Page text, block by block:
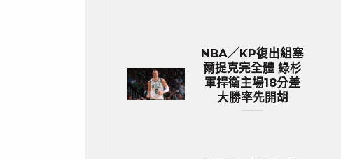
NBA／KP復出組塞
爾提克完全體 綠杉
軍捍衛主場18分差
大勝率先開胡